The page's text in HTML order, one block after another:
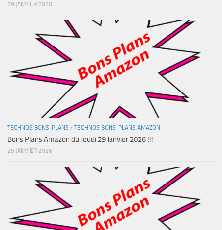
29 JANVIER 2026
TECHNOS BONS-PLANS / TECHNOS BONS-PLANS AMAZON
Bons Plans Amazon du Jeudi 29 Janvier 2026 !!!
29 JANVIER 2026